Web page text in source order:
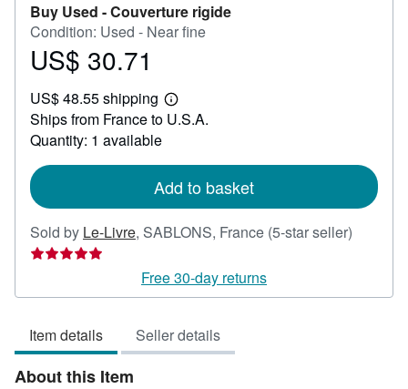
Buy Used -Couverture rigide
Condition: Used - Near fine
Price
30.71
US$ 30.71
US$ 48.55 shipping
Learn
more
Ships from France to U.S.A.
Quantity: 1 available
Add to basket
Sold by Le-Livre, SABLONS, France (5-star seller)
out
Free 30-day returns
Item details Seller details
About this Item